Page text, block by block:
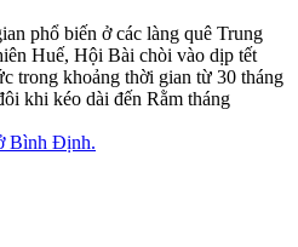
phổ biến ở các làng quê Trung
Huế, Hội Bài chòi vào dịp tết
trong khoảng thời gian từ 30 tháng
khi kéo dài đến Rằm tháng